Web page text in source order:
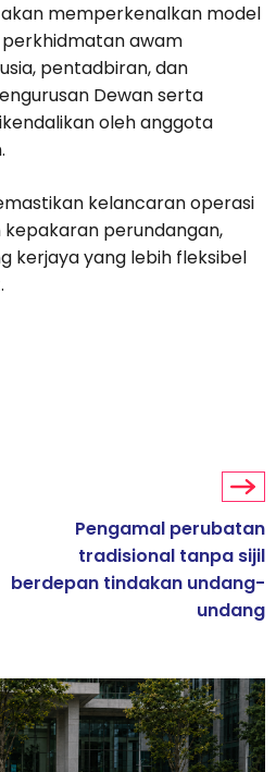
akan memperkenalkan model
awam
pentadbiran, dan
Dewan serta
oleh anggota
kelancaran operasi
perundangan,
kerjaya yang lebih fleksibel
Pengamal perubatan
tradisional tanpa sijil
berdepan tindakan undang-
undang